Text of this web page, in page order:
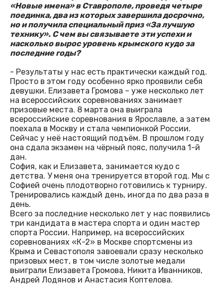
«Новые имена» в Ставрополе, проведя четыре
поединка, два из которых завершила досрочно,
но и получила специальный приз «За лучшую
технику». С чем вы связываете эти успехи и
насколько вырос уровень крымского кудо за
последние годы?
- Результаты у нас есть практически каждый год.
Просто в этом году особенно ярко проявили себя
девушки. Елизавета Громова – уже несколько лет
на всероссийских соревнованиях занимает
призовые места. 8 марта она выиграла
всероссийские соревнования в Ярославле, а затем
поехала в Москву и стала чемпионкой России.
Сейчас у неё настоящий подъём. В прошлом году
она сдала экзамен на чёрный пояс, получила 1-й
дан.
София, как и Елизавета, занимается кудо с
детства. У меня она тренируется второй год. Мы с
Софией очень плодотворно готовились к турниру.
Тренировались каждый день, иногда по два раза в
день.
Всего за последние несколько лет у нас появились
три кандидата в мастера спорта и один мастер
спорта России. Например, на всероссийских
соревнованиях «К-2» в Москве спортсмены из
Крыма и Севастополя завоевали сразу несколько
призовых мест, в том числе золотые медали
выиграли Елизавета Громова, Никита Иванников,
Андрей Лодянов и Анастасия Коптелова.